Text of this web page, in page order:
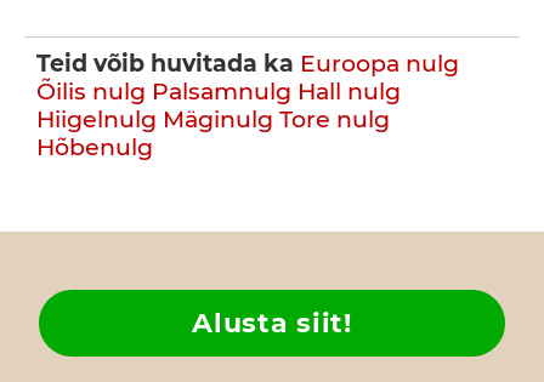
Teid võib huvitada ka Euroopa nulg
Õilis nulg Palsamnulg Hall nulg
Hiigelnulg Mäginulg Tore nulg
Hõbenulg
Alusta siit!